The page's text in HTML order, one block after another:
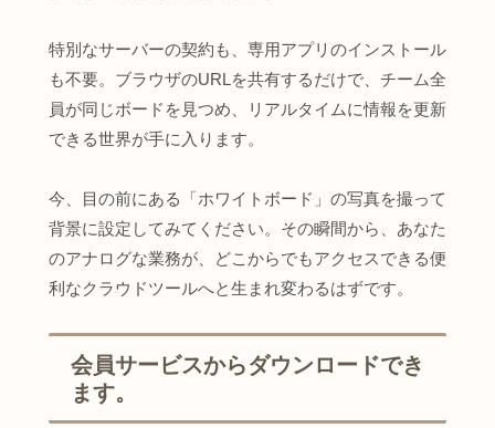
特別なサーバーの契約も、専用アプリのインストール
も不要。ブラウザのURLを共有するだけで、チーム全
員が同じボードを見つめ、リアルタイムに情報を更新
できる世界が手に入ります。
今、目の前にある「ホワイトボード」の写真を撮って
背景に設定してみてください。その瞬間から、あなた
のアナログな業務が、どこからでもアクセスできる便
利なクラウドツールへと生まれ変わるはずです。
会員サービスからダウンロードでき
ます。